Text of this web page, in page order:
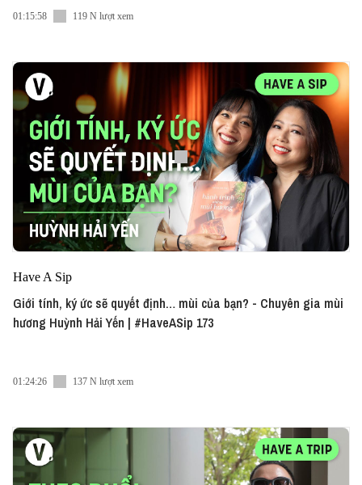
01:15:58 119 N lượt xem
Have A Sip
Giới tính, ký ức sẽ quyết định… mùi của bạn? - Chuyên gia mùi
hương Huỳnh Hải Yến | #HaveASip 173
01:24:26 137 N lượt xem